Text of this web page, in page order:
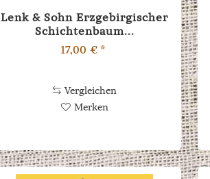
Lenk & Sohn Erzgebirgischer
Schichtenbaum...
17,00 € *
Vergleichen
Merken